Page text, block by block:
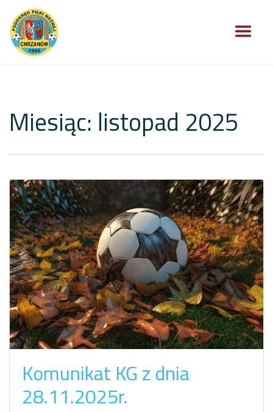
Miesiąc: listopad 2025
Komunikat KG z dnia
28.11.2025r.